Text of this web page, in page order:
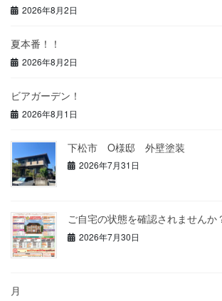
2026年8月2日
夏本番！！
2026年8月2日
ビアガーデン！
2026年8月1日
下松市 O様邸 外壁塗装
2026年7月31日
ご自宅の状態を確認されませんか
2026年7月30日
月